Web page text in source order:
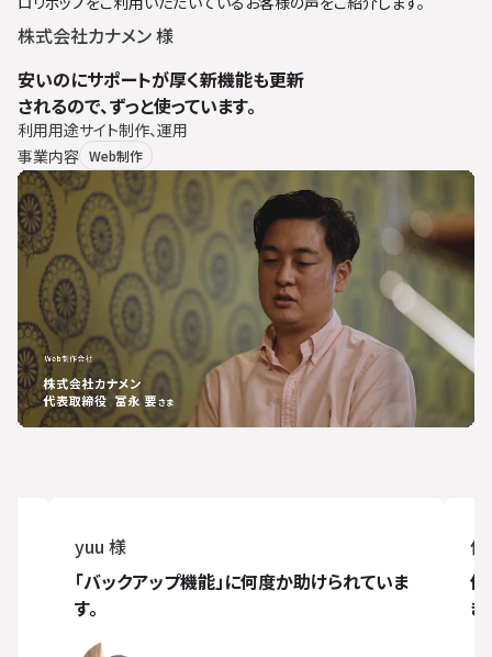
株式会社カナメン 様
安いのにサポートが厚く新機能も更新
されるので、ずっと使っています。
利用用途サイト制作、運用
事業内容 Web制作
yuu 様
「バックアップ機能」に何度か助けられていま
す。
他
き